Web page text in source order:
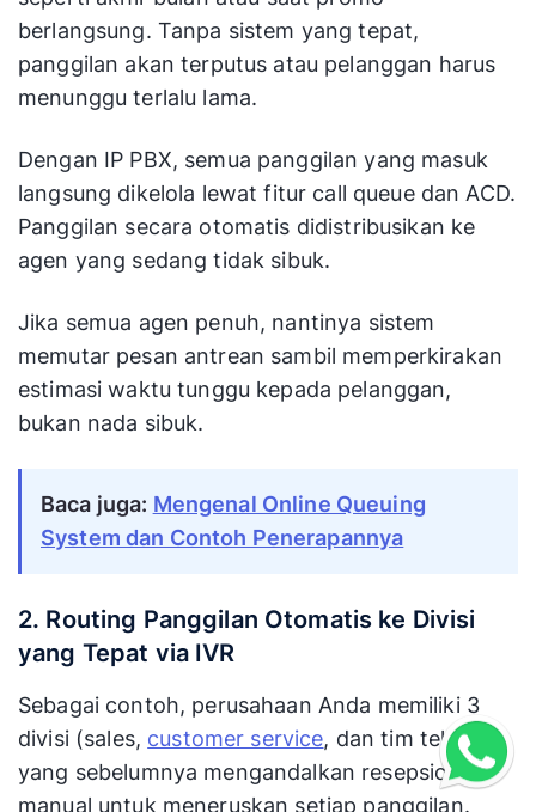
berlangsung. Tanpa sistem yang tepat,
panggilan akan terputus atau pelanggan harus
menunggu terlalu lama.
Dengan IP PBX, semua panggilan yang masuk
langsung dikelola lewat fitur call queue dan ACD.
Panggilan secara otomatis didistribusikan ke
agen yang sedang tidak sibuk.
Jika semua agen penuh, nantinya sistem
memutar pesan antrean sambil memperkirakan
estimasi waktu tunggu kepada pelanggan,
bukan nada sibuk.
Baca juga: Mengenal Online Queuing
System dan Contoh Penerapannya
2. Routing Panggilan Otomatis ke Divisi
yang Tepat via IVR
Sebagai contoh, perusahaan Anda memiliki 3
divisi (sales, customer service, dan tim teknis)
yang sebelumnya mengandalkan resepsionis
manual untuk meneruskan setiap panggilan.